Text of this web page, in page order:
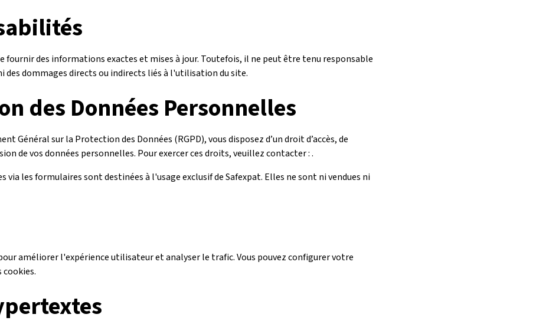
fournir des informations exactes et mises à jour. Toutefois, il ne peut être tenu responsable
des dommages directs ou indirects liés à l'utilisation du site.
des Données Personnelles
Général sur la Protection des Données (RGPD), vous disposez d’un droit d’accès, de
de vos données personnelles. Pour exercer ces droits, veuillez contacter : .
via les formulaires sont destinées à l'usage exclusif de Safexpat. Elles ne sont ni vendues ni
améliorer l'expérience utilisateur et analyser le trafic. Vous pouvez configurer votre